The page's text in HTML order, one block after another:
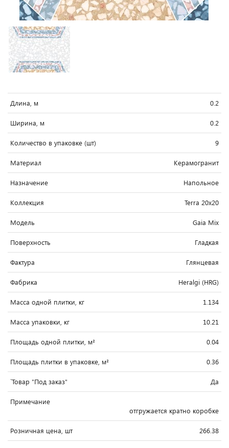
Длина, м 0.2
Ширина, м 0.2
Количество в упаковке (шт) 9
Материал Керамогранит
Назначение Напольное
Коллекция Terra 20x20
Модель Gaia Mix
Поверхность Гладкая
Фактура Глянцевая
Фабрика Heralgi (HRG)
Масса одной плитки, кг 1.134
Масса упаковки, кг 10.21
Площадь одной плитки, м² 0.04
Площадь плитки в упаковке, м² 0.36
`Товар "Под заказ" Да
Примечание
отгружается кратно коробке
Розничная цена, шт 266.38